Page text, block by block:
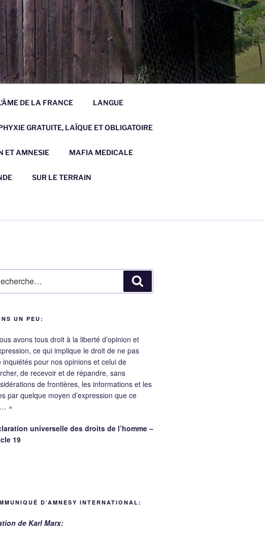
DE LA FRANCE LANGUE
GRATUITE, LAÏQUE ET OBLIGATOIRE
ET AMNESIE MAFIA MEDICALE
SUR LE TERRAIN
UN PEU:
avons tous droit à la liberté d’opinion et
ce qui implique le droit de ne pas
inquiétés pour nos opinions et celui de
de recevoir et de répandre, sans
de frontières, les informations et les
par quelque moyen d’expression que ce
»
universelle des droits de l’homme –
19
D’AMNESY INTERNATIONAL:
de Karl Marx: